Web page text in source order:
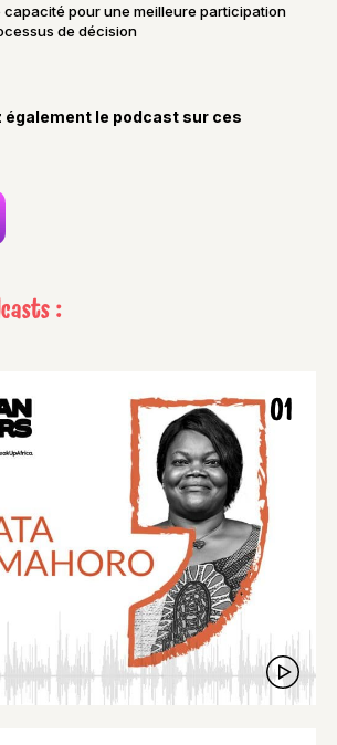
pour une meilleure participation
de décision
également le podcast sur ces
:
01